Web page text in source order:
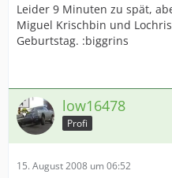
Leider 9 Minuten zu spät,
Miguel Krischbin und
Geburtstag. :biggrins
low16478
Profi
15. August 2008 um 06:52